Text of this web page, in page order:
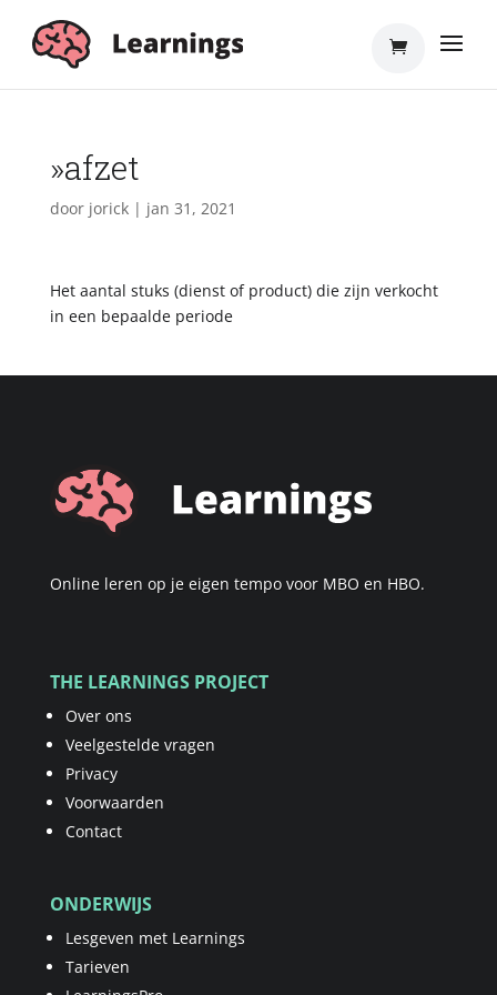
»afzet
door jorick| jan 31, 2021
Het aantal stuks (dienst of product) die zijn verkocht
in een bepaalde periode
Online leren op je eigen tempo voor MBO en HBO.
THE LEARNINGS PROJECT
Over ons
Veelgestelde vragen
Privacy
Voorwaarden
Contact
ONDERWIJS
Lesgeven met Learnings
Tarieven